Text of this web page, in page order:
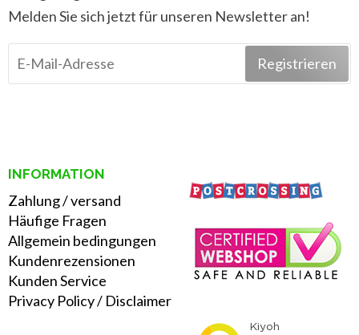
Melden Sie sich jetzt für unseren Newsletter an!
Registrieren
INFORMATION
Zahlung/versand
Häufige Fragen
Allgemein bedingungen
Kundenrezensionen
Kunden Service
Privacy Policy/ Disclaimer